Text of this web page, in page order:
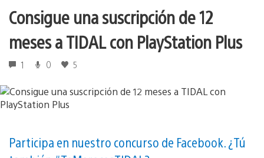
Consigue una suscripción de 12
meses a TIDAL con PlayStation Plus
1 0 5
Participa en nuestro concurso de Facebook. ¿Tú